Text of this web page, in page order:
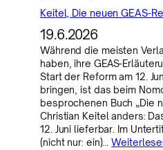
Keitel, Die neuen GEAS-
19.6.2026
Während die meisten
haben, ihre GEAS-
Start der Reform am 12.
bringen, ist das beim
besprochenen Buch „Die
Christian Keitel anders:
12. Juni lieferbar. Im
(nicht nur: ein)…